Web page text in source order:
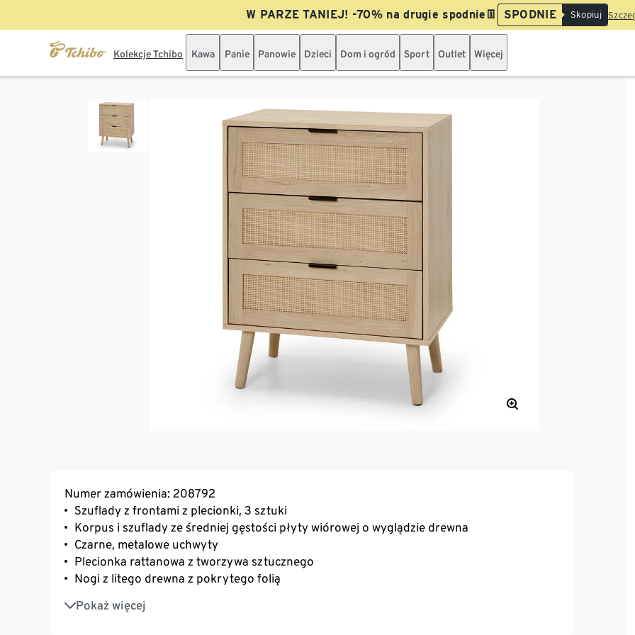
W PARZE TANIEJ! -70% na drugie spodnie👖 SPODNIE Skopiuj
Kolekcje Tchibo Kawa Panie Panowie Dzieci Dom i ogród Sport Outlet Więcej
Numer zamówienia: 208792
Szuflady z frontami z plecionki, 3 sztuki
Korpus i szuflady ze średniej gęstości płyty wiórowej o wyglądzie drewna
Czarne, metalowe uchwyty
Plecionka rattanowa z tworzywa sztucznego
Nogi z litego drewna z pokrytego folią
Pokaż więcej
W zestawie uchwyt ścienny